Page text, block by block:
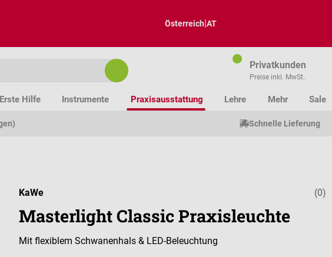
Österreich|AT
Privatkunden
Preise inkl. MwSt.
Hilfe Instrumente Praxisausstattung Lehre Mehr Sale
Schnelle Lieferung
(0)
KaWe
Masterlight Classic Praxisleuchte
Mit flexiblem Schwanenhals & LED-Beleuchtung